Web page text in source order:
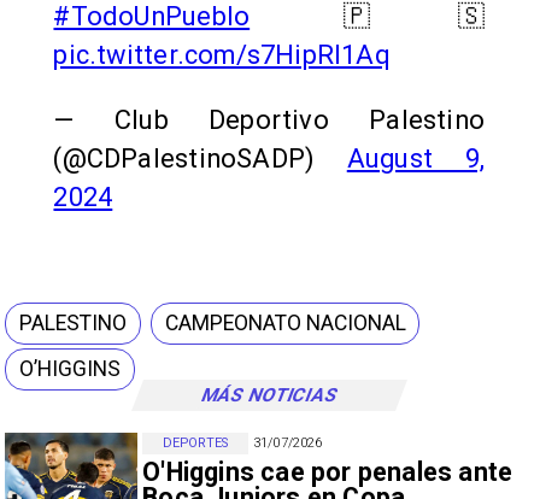
MÁS NOTICIAS
31/07/2026
O'Higgins cae por penales ante
DEPORTES
#TodoUnPueblo 🇵🇸
pic.twitter.com/s7HipRl1Aq
— Club Deportivo Palestino
(@CDPalestinoSADP) August 9,
2024
PALESTINO
CAMPEONATO NACIONAL
O’HIGGINS